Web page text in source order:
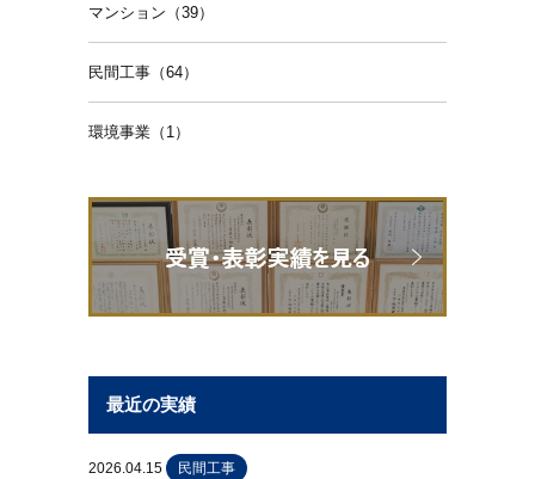
マンション（39）
民間工事（64）
環境事業（1）
最近の実績
2026.04.15 民間工事